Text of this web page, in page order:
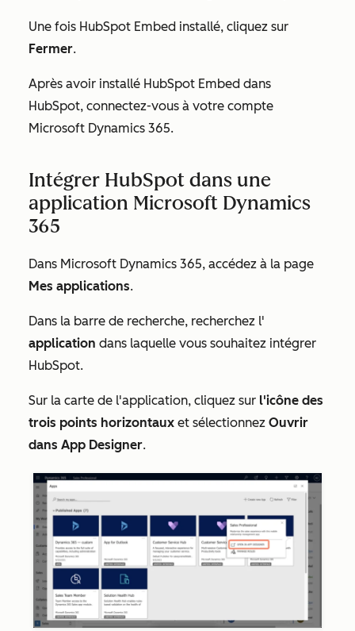
Une fois HubSpot Embed installé, cliquez sur
Fermer.
Après avoir installé HubSpot Embed dans
HubSpot, connectez-vous à votre compte
Microsoft Dynamics 365.
Intégrer HubSpot dans une
application Microsoft Dynamics
365
Dans Microsoft Dynamics 365, accédez à la page
Mes applications.
Dans la barre de recherche, recherchez l'
application dans laquelle vous souhaitez intégrer
HubSpot.
Sur la carte de l'application, cliquez sur l'icône des
trois points horizontaux et sélectionnez Ouvrir
dans App Designer.